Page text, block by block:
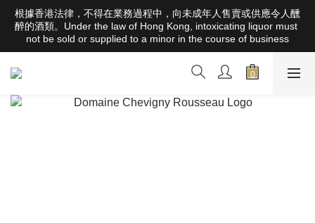
根據香港法律，不得在業務過程中，向未成年人售賣或供應令人醺
醉的酒類。Under the law of Hong Kong, intoxicating liquor must
not be sold or supplied to a minor in the course of business
根據香港法律，不得在業務過程中，向未成年人售賣或供應令人醺
醉的酒類。Under the law of Hong Kong, intoxicating liquor must
not be sold or supplied to a minor in the course of business
全店滿HK$1000 免運費（香港）； HK$2500 免運費（澳門）；
SGD800 免運費（新加坡）；TWD20,000免運費（台灣）；